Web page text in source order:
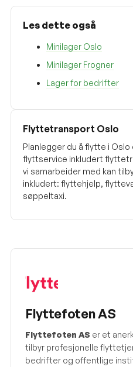
Les dette også
Minilager Oslo
Minilager Frogner
Lager for bedrifter
Flyttetransport Oslo
Planlegger du å flytte i Oslo
flyttservice inkludert
vi samarbeider med kan
inkludert: flyttehjelp,
søppeltaxi.
Flyttefoten AS
Flyttefoten AS er et
tilbyr profesjonelle
bedrifter og offentlige